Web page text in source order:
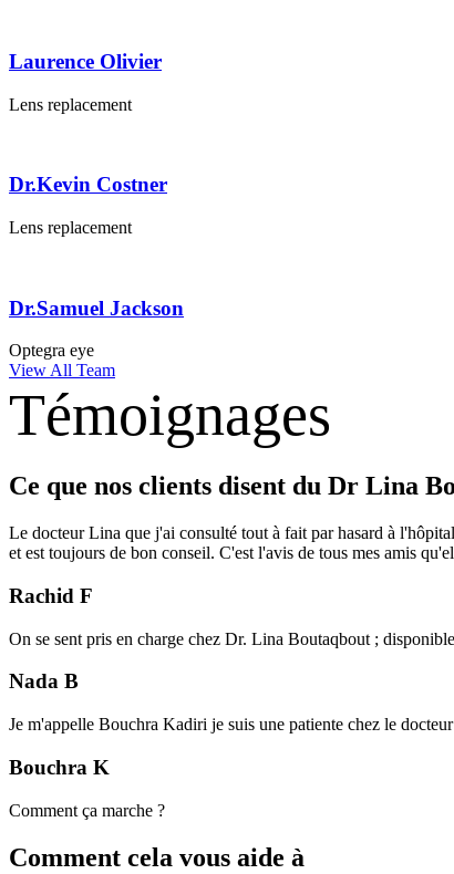
Laurence Olivier
Lens replacement
Dr.Kevin Costner
Lens replacement
Dr.Samuel Jackson
Optegra eye
View All Team
Témoignages
Ce que nos clients disent du Dr Lina
Le docteur Lina que j'ai consulté tout à fait par hasard à
et est toujours de bon conseil. C'est l'avis de tous mes amis
Rachid F
On se sent pris en charge chez Dr. Lina Boutaqbout ;
Nada B
Je m'appelle Bouchra Kadiri je suis une patiente chez le
Bouchra K
Comment ça marche ?
Comment cela vous aide à